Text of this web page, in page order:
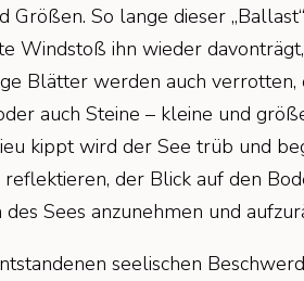
Größen. So lange dieser
Windstoß ihn wieder
Blätter werden auch
auch Steine – kleine und
kippt wird der See trüb und
der Blick auf den
Sees anzunehmen und
seelischen